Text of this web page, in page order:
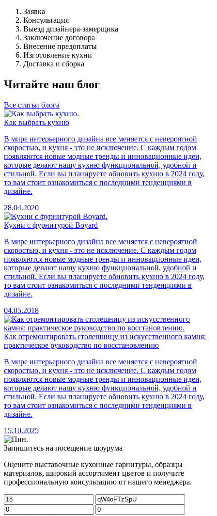
Заявка
Консультация
Выезд дизайнера-замерщика
Заключение договора
Внесение предоплаты
Изготовление кухни
Доставка и сборка
Читайте наш блог
Все статьи блога
Как выбрать кухню
В мире интерьерного дизайна все меняется с невероятной
скоростью, и кухня - это не исключение. С каждым годом
появляются новые модные тренды и инновационные идеи,
которые делают нашу кухню функциональной, удобной и
стильной. Если вы планируете обновить кухню в 2024 году,
то вам стоит ознакомиться с последними тенденциями в
дизайне.
28.04.2020
Кухни с фурнитурой Boyard
В мире интерьерного дизайна все меняется с невероятной
скоростью, и кухня - это не исключение. С каждым годом
появляются новые модные тренды и инновационные идеи,
которые делают нашу кухню функциональной, удобной и
стильной. Если вы планируете обновить кухню в 2024 году,
то вам стоит ознакомиться с последними тенденциями в
дизайне.
04.05.2018
Как отремонтировать столешницу из искусственного камня:
практическое руководство по восстановлению
В мире интерьерного дизайна все меняется с невероятной
скоростью, и кухня - это не исключение. С каждым годом
появляются новые модные тренды и инновационные идеи,
которые делают нашу кухню функциональной, удобной и
стильной. Если вы планируете обновить кухню в 2024 году,
то вам стоит ознакомиться с последними тенденциями в
дизайне.
15.10.2025
Запишитесь на посещение шоурума
Оцените выставочные кухонные гарнитуры, образцы
материалов, широкий ассортимент цветов и получите
профессиональную консультацию от нашего менеджера.